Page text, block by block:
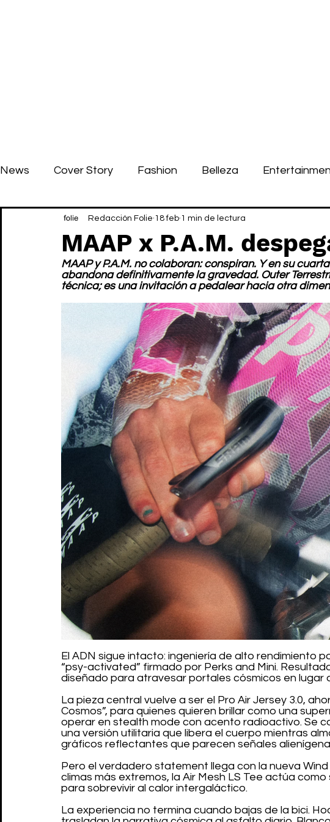
News Cover Story Fashion Belleza
MAAP x P.A.M.
Redacción Folie 18 feb 1 min de lectura
MAAP y P.A.M. no colaboran: conspiran. Y en su
abandona definitivamente la gravedad. Outer
técnica; es una invitación a pedalear hacia otra
El ADN sigue intacto: ingeniería de alto rendimiento
“psy-activated” firmado por Perks and Mini.
diseñado para atravesar portales cósmicos en lugar
La pieza central vuelve a ser el Pro Air Jersey 3.0,
Cosmos”, para quienes quieren brillar como una
operar en stealth mode con acento radioactivo. Se
una versión utilitaria que libera el cuerpo mientras
gráficos reflectantes que parecen señales
Pero el verdadero statement llega con la nueva
climas más extremos, la Air Mesh LS Tee actúa
para sobrevivir al calor intergaláctico.
La experiencia no termina cuando bajas de la bici.